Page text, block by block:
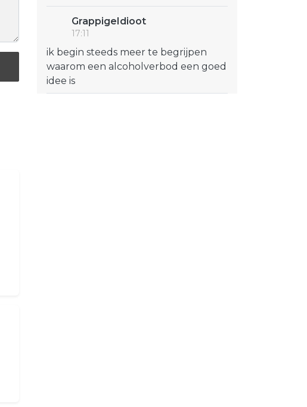
GrappigeIdioot
17:11
ik begin steeds meer te begrijpen
waarom een alcoholverbod een goed
idee is